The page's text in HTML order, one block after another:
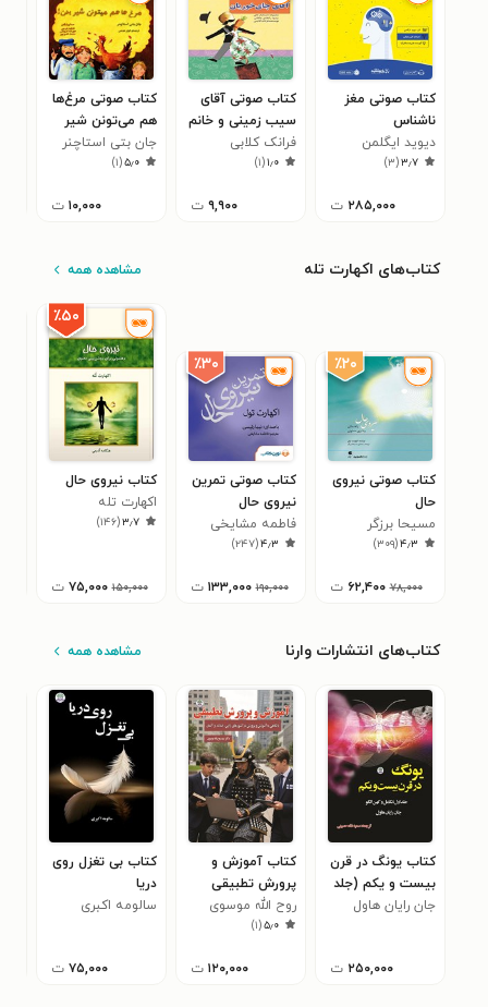
کتاب صوتی مغز
ناشناس
دیوید ایگلمن
۳٫۷(۳)
۲۸۵,۰۰۰ ت
کتاب صوتی آقای
سیب‌ زمینی و خانم
هویج، آقای چای‌
خوریان
فرانک کلابی
۱٫۰(۱)
۹,۹۰۰ ت
کتاب صوتی مرغ‌ها
هم می‌تونن شیر
بدن؟
جان بتی استاچنر
۵٫۰(۱)
۱۰,۰۰۰ ت
کتاب‌های اکهارت تله مشاهده همه
٪۲۰
کتاب صوتی نیروی
حال
مسیحا برزگر
۴٫۳(۳۰۹)
۷۸,۰۰۰ ۶۲,۴۰۰ ت
٪۳۰
کتاب صوتی تمرین
نیروی حال
فاطمه مشایخی
۴٫۳(۲۴۷)
۱۹۰,۰۰۰ ۱۳۳,۰۰۰ ت
٪۵۰
کتاب نیروی حال
اکهارت تله
۳٫۷(۱۴۶)
۱۵۰,۰۰۰ ۷۵,۰۰۰ ت
کتاب‌های انتشارات وارنا مشاهده همه
کتاب یونگ در قرن
بیست و یکم (جلد
اول)
جان رایان هاول
۲۵۰,۰۰۰ ت
کتاب آموزش و
پرورش تطبیقی
روح الله موسوی
۵٫۰(۱)
۱۲۰,۰۰۰ ت
کتاب بی تغزل روی
دریا
سالومه اکبری
۷۵,۰۰۰ ت